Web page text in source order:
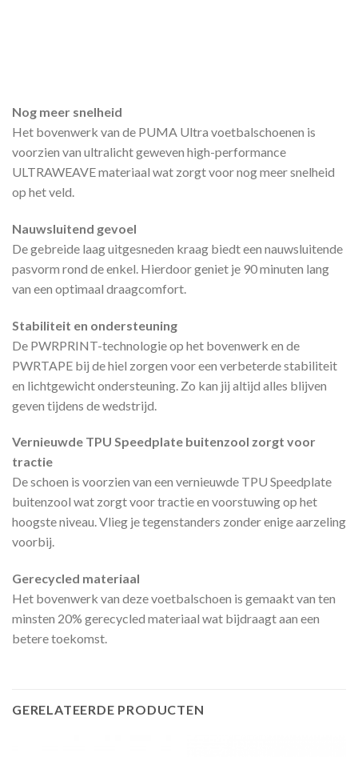
Nog meer snelheid
Het bovenwerk van de PUMA Ultra voetbalschoenen is
voorzien van ultralicht geweven high-performance
ULTRAWEAVE materiaal wat zorgt voor nog meer snelheid
op het veld.
Nauwsluitend gevoel
De gebreide laag uitgesneden kraag biedt een nauwsluitende
pasvorm rond de enkel. Hierdoor geniet je 90 minuten lang
van een optimaal draagcomfort.
Stabiliteit en ondersteuning
De PWRPRINT-technologie op het bovenwerk en de
PWRTAPE bij de hiel zorgen voor een verbeterde stabiliteit
en lichtgewicht ondersteuning. Zo kan jij altijd alles blijven
geven tijdens de wedstrijd.
Vernieuwde TPU Speedplate buitenzool zorgt voor
tractie
De schoen is voorzien van een vernieuwde TPU Speedplate
buitenzool wat zorgt voor tractie en voorstuwing op het
hoogste niveau. Vlieg je tegenstanders zonder enige aarzeling
voorbij.
Gerecycled materiaal
Het bovenwerk van deze voetbalschoen is gemaakt van ten
minsten 20% gerecycled materiaal wat bijdraagt aan een
betere toekomst.
GERELATEERDE PRODUCTEN